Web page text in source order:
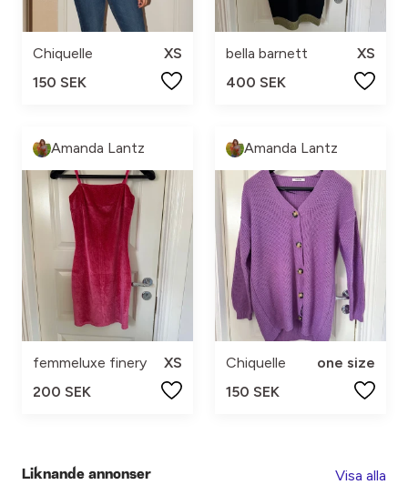
Chiquelle
XS
150 SEK
bella barnett
XS
400 SEK
Amanda Lantz
femmeluxe finery
XS
200 SEK
Amanda Lantz
Chiquelle
one size
150 SEK
Liknande annonser Visa alla